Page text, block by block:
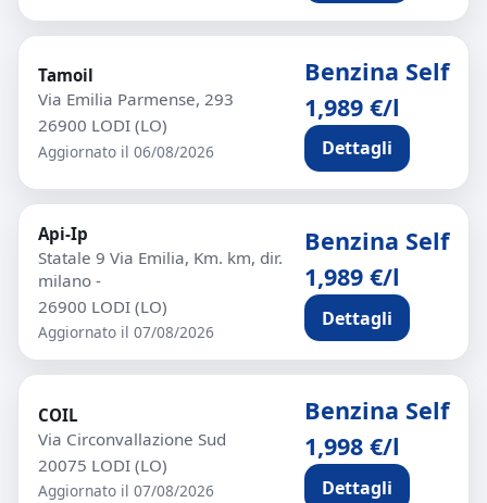
Tamoil
Via Emilia Parmense, 293
26900 LODI (LO)
Aggiornato il 06/08/2026
Benzina Self
1,989 €/l
Dettagli
Api-Ip
Statale 9 Via Emilia, Km. km, dir.
milano -
26900 LODI (LO)
Aggiornato il 07/08/2026
Benzina Self
1,989 €/l
Dettagli
COIL
Via Circonvallazione Sud
20075 LODI (LO)
Aggiornato il 07/08/2026
Benzina Self
1,998 €/l
Dettagli